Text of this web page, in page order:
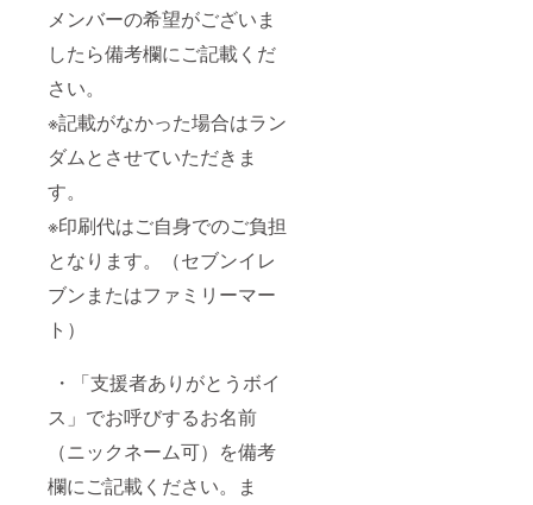
メンバーの希望がございま
したら備考欄にご記載くだ
さい。
※記載がなかった場合はラン
ダムとさせていただきま
す。
※印刷代はご自身でのご負担
となります。（セブンイレ
ブンまたはファミリーマー
ト）
・「支援者ありがとうボイ
ス」でお呼びするお名前
（ニックネーム可）を備考
欄にご記載ください。ま